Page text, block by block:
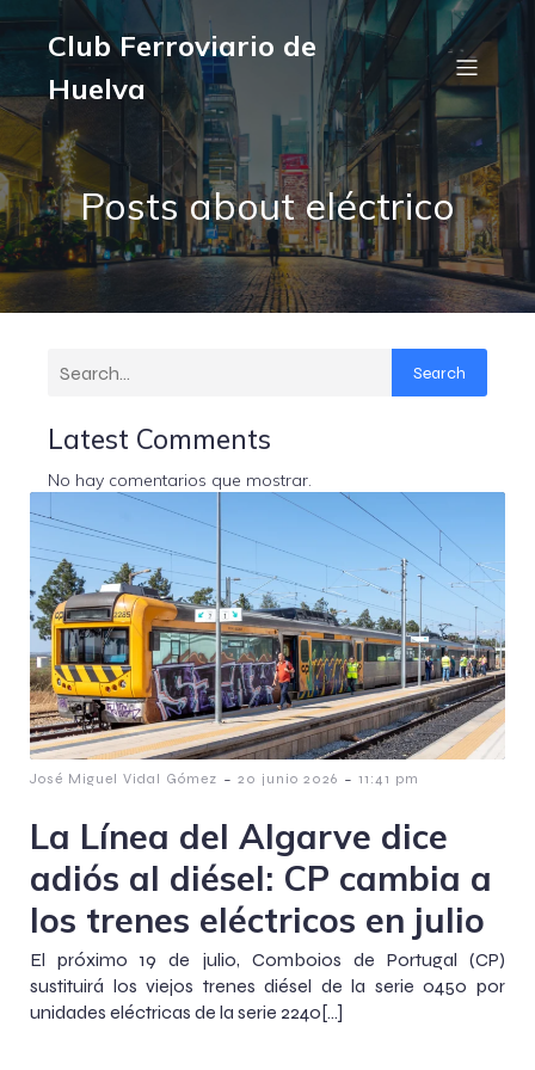
Club Ferroviario de
Huelva
Posts about eléctrico
Search
Latest Comments
No hay comentarios que mostrar.
José Miguel Vidal Gómez - 20 junio 2026 - 11:41 pm
La Línea del Algarve dice
adiós al diésel: CP cambia a
los trenes eléctricos en julio
El próximo 19 de julio, Comboios de Portugal (CP)
sustituirá los viejos trenes diésel de la serie 0450 por
unidades eléctricas de la serie 2240[…]